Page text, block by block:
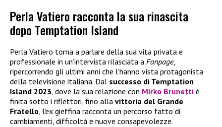
Perla Vatiero racconta la sua rinascita
dopo Temptation Island
Perla Vatiero torna a parlare della sua vita privata e
professionale in un’intervista rilasciata a Fanpage,
ripercorrendo gli ultimi anni che l’hanno vista protagonista
della televisione italiana. Dal successo di Temptation
Island 2023, dove la sua relazione con Mirko Brunetti è
finita sotto i riflettori, fino alla vittoria del Grande
Fratello, l’ex gieffina racconta un percorso fatto di
cambiamenti, difficoltà e nuove consapevolezze.